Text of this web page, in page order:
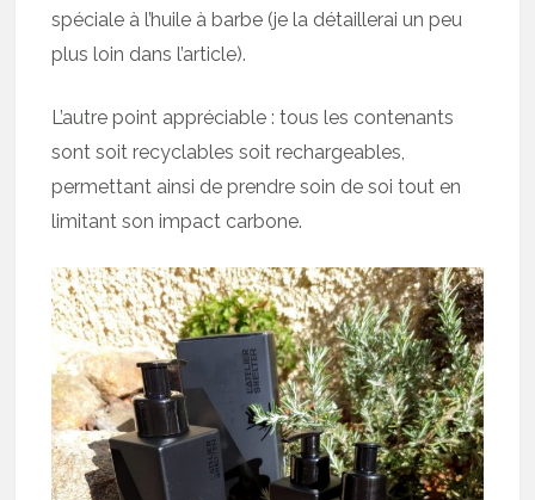
spéciale à l’huile à barbe (je la détaillerai un peu
plus loin dans l’article).
L’autre point appréciable : tous les contenants
sont soit recyclables soit rechargeables,
permettant ainsi de prendre soin de soi tout en
limitant son impact carbone.